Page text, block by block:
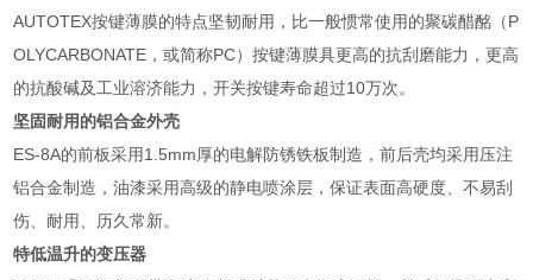
AUTOTEX按键薄膜的特点坚韧耐用，比一般惯常使用的聚碳醋酩（P
OLYCARBONATE，或简称PC）按键薄膜具更高的抗刮磨能力，更高
的抗酸碱及工业溶济能力，开关按键寿命超过10万次。
坚固耐用的铝合金外壳
ES-8A的前板采用1.5mm厚的电解防锈铁板制造，前后壳均采用压注
铝合金制造，油漆采用高级的静电喷涂层，保证表面高硬度、不易刮
伤、耐用、历久常新。
特低温升的变压器